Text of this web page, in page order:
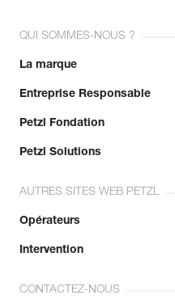
QUI SOMMES-NOUS ?
La marque
Entreprise Responsable
Petzl Fondation
Petzl Solutions
AUTRES SITES WEB PETZL
Opérateurs
Intervention
CONTACTEZ-NOUS